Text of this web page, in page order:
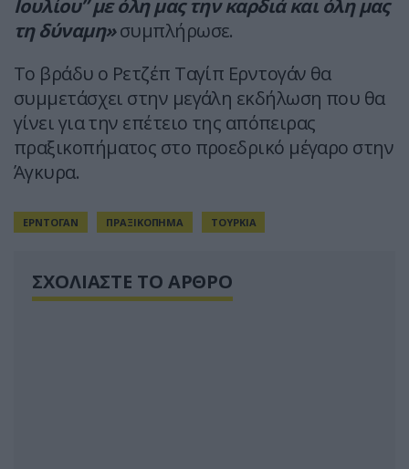
Ιουλίου” με όλη μας την καρδιά και όλη μας
τη δύναμη»συμπλήρωσε.
Το βράδυ ο Ρετζέπ Ταγίπ Ερντογάν θα
συμμετάσχει στην μεγάλη εκδήλωση που θα
γίνει για την επέτειο της απόπειρας
πραξικοπήματος στο προεδρικό μέγαρο στην
Άγκυρα.
ΕΡΝΤΟΓΑΝ ΠΡΑΞΙΚΟΠΗΜΑ ΤΟΥΡΚΙΑ
ΣΧΟΛΙΑΣΤΕ ΤΟ ΑΡΘΡΟ